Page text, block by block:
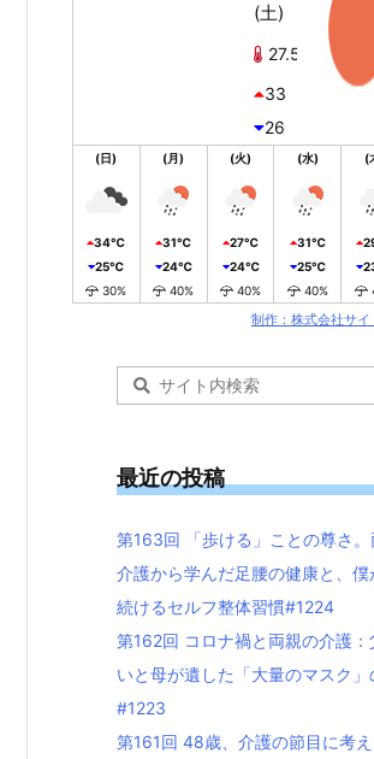
(土)
27.5℃
33
26
(日)
34℃
25℃
30%
(月)
31℃
24℃
40%
(火)
27℃
24℃
40%
(水)
31℃
25℃
40%
(
制作：株式会社サ
最近の投稿
第163回 「歩ける」ことの尊さ
介護から学んだ足腰の健康と、僕
続けるセルフ整体習慣#1224
第162回 コロナ禍と両親の介護：
いと母が遺した「大量のマスク」
#1223
第161回 48歳、介護の節目に考